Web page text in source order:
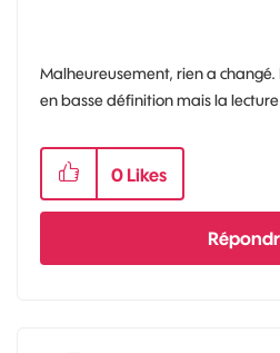
Malheureusement, rien a
en basse définition mais la
0 Likes